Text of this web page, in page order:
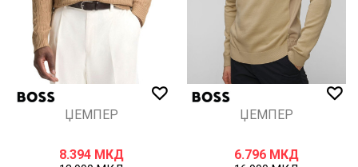
ЏЕМПЕР
8.394 МКД
ЏЕМПЕР
6.796 МКД